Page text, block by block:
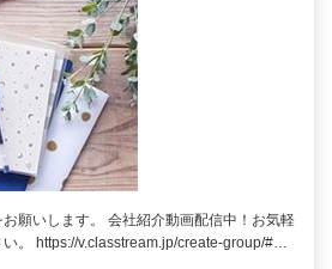
願いします。 会社紹介動画配信中！お気軽
い。 https://v.classtream.jp/create-group/#…